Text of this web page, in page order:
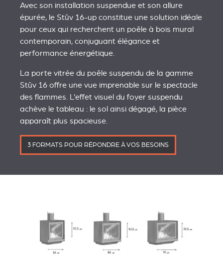
Avec son installation suspendue et son allure
épurée, le Stûv 16-up constitue une solution idéale
pour ceux qui recherchent un poêle à bois mural
contemporain, conjuguant élégance et
performance énergétique.
La porte vitrée du poêle suspendu de la gamme
Stûv 16 offre une vue imprenable sur le spectacle
des flammes. L'effet visuel du foyer suspendu
achève le tableau : le sol ainsi dégagé, la pièce
apparaît plus spacieuse.
3 FORMATS POUR RÉPONDRE À VOS BESOINS